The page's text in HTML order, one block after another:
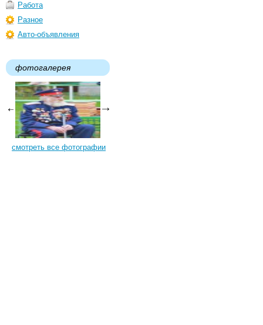
Работа
Разное
Авто-объявления
фотогалерея
смотреть все фотографии